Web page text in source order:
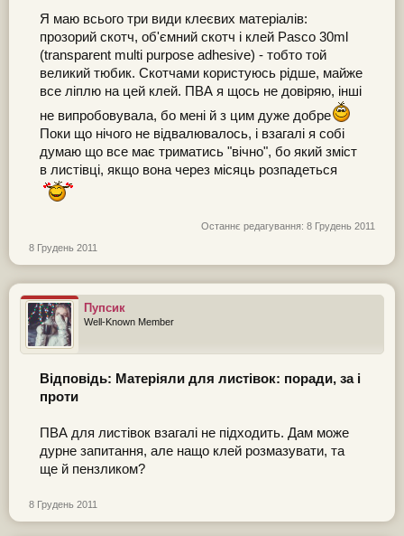
Я маю всього три види клеєвих матеріалів:
прозорий скотч, об'ємний скотч і клей Pasco 30ml
(transparent multi purpose adhesive) - тобто той
великий тюбик. Скотчами користуюсь рідше, майже
все ліплю на цей клей. ПВА я щось не довіряю, інші
не випробовувала, бо мені й з цим дуже добре
Поки що нічого не відвалювалось, і взагалі я собі
думаю що все має триматись "вічно", бо який зміст
в листівці, якщо вона через місяць розпадеться
Останнє редагування: 8 Грудень 2011
8 Грудень 2011
Пупсик
Well-Known Member
Відповідь: Матеріяли для листівок: поради, за і
проти
ПВА для листівок взагалі не підходить. Дам може
дурне запитання, але нащо клей розмазувати, та
ще й пензликом?
8 Грудень 2011